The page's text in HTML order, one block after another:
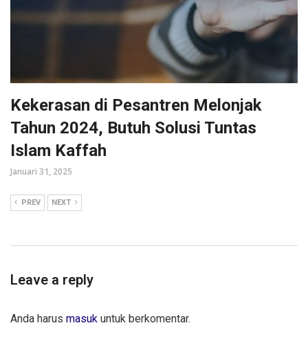
Kekerasan di Pesantren Melonjak
Tahun 2024, Butuh Solusi Tuntas
Islam Kaffah
Januari 31, 2025
PREV NEXT
Leave a reply
Anda harus masuk untuk berkomentar.